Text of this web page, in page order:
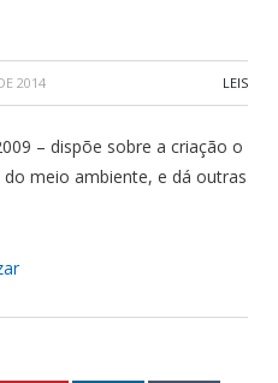
2014 LEIS
– dispõe sobre a criação o
meio ambiente, e dá outras